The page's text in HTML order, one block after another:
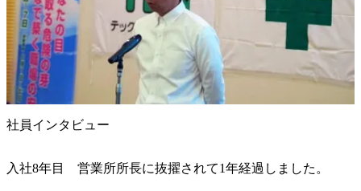
社員インタビュー
入社8年目 営業所所長に抜擢されて1年経過しました。